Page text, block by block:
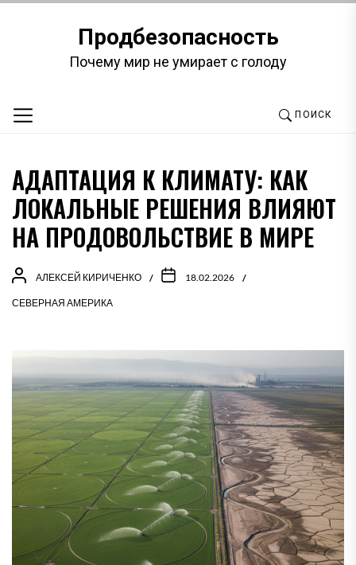
содержимомуПродбезопасность
Почему мир не умирает с голоду
ПОИСК
АДАПТАЦИЯ К КЛИМАТУ: КАК
ЛОКАЛЬНЫЕ РЕШЕНИЯ ВЛИЯЮТ
НА ПРОДОВОЛЬСТВИЕ В МИРЕ
АЛЕКСЕЙ КИРИЧЕНКО 18.02.2026
СЕВЕРНАЯ АМЕРИКА